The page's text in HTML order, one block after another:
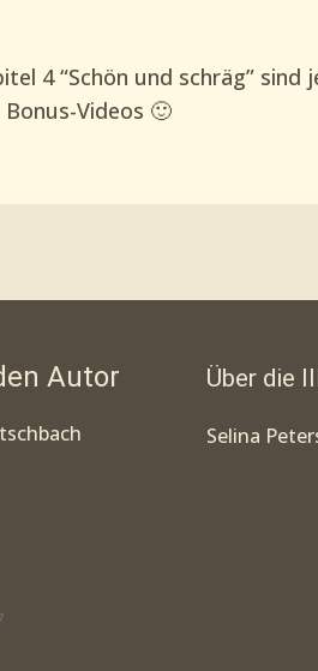
4 “Schön und schräg”
Videos 🙂
Autor Über die
Selina